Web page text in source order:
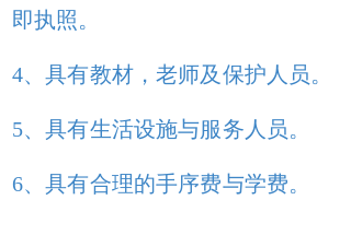
即执照。
4、具有教材，老师及保护人员。
5、具有生活设施与服务人员。
6、具有合理的手序费与学费。